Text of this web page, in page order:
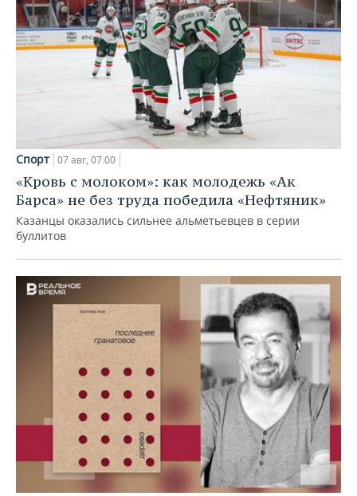
Спорт 07 авг, 07:00
«Кровь с молоком»: как молодежь «Ак
Барса» не без труда победила «Нефтяник»
Казанцы оказались сильнее альметьевцев в серии
буллитов